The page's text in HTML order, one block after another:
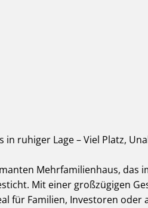
ruhiger Lage – Viel Platz,
Mehrfamilienhaus, das
Mit einer großzügigen
für Familien, Investoren